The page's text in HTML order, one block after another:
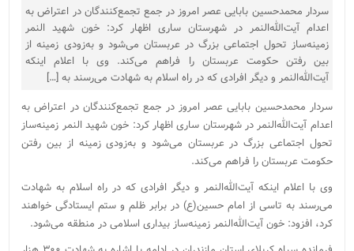
سردار محمدحسین بابایی عصر امروز در جمع تجمع‌کنندگان در اعتراض به
اعدام آیت‌الله‌النمر در شهرستان ساری اظهار کرد: خون شهید النمر
زمینه‌ساز تحول اجتماعی بزرگ در عربستان می‌شود و به‌زودی زمینه از
بین رفتن حکومت عربستان را فراهم می‌کند. وی با اعلام اینکه
آیت‌الله‌النمر و دیگر افرادی که در راه اسلام به شهادت می‌رسند به […]
سردار محمدحسین بابایی عصر امروز در جمع تجمع‌کنندگان در اعتراض به
اعدام آیت‌الله‌النمر در شهرستان ساری اظهار کرد: خون شهید النمر زمینه‌ساز
تحول اجتماعی بزرگ در عربستان می‌شود و به‌زودی زمینه از بین رفتن
حکومت عربستان را فراهم می‌کند.
وی با اعلام اینکه آیت‌الله‌النمر و دیگر افرادی که در راه اسلام به شهادت
می‌رسند به تاسی از امام حسین(ع) در برابر ظلم و ستم ایستادگی خواهند
کرد، افزود: خون آیت‌الله‌النمر زمینه‌ساز بیداری اسلامی در منطقه می‌شود.